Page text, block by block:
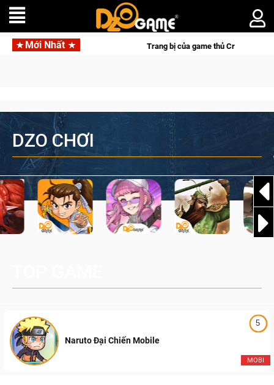
Mới Nhất
Cat Mafia Trang bị của game thủ Crossfire sẽ lộng lẫy
DZO CHƠI
5
MOBI
Naruto Đại Chiến Mobile